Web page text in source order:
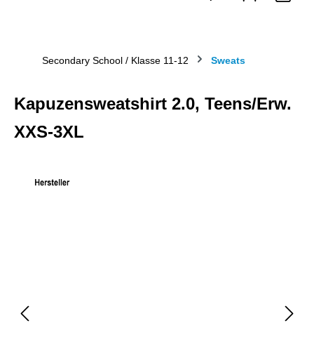
Secondary School / Klasse 11-12 Sweats
Kapuzensweatshirt 2.0, Teens/Erw.
XXS-3XL